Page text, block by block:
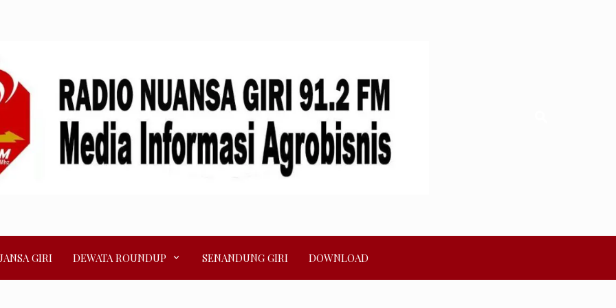
GIRI DEWATA ROUNDUP SENANDUNG GIRI DOWNLOAD